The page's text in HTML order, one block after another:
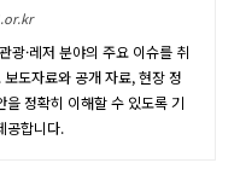
광·레저 분야의 주요 이슈를 취
도자료와 공개 자료, 현장 정
정확히 이해할 수 있도록 기
공합니다.